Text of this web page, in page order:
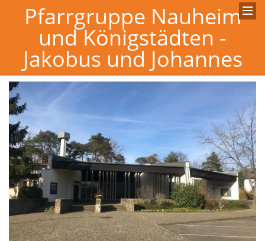
Pfarrgruppe Nauheim
und Königstädten -
Jakobus und Johannes